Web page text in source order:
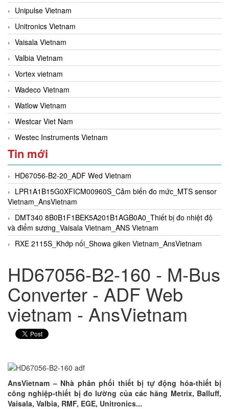
Unipulse Vietnam
Unitronics Vietnam
Vaisala Vietnam
Valbia Vietnam
Vortex vietnam
Wadeco Vietnam
Watlow Vietnam
Westcar Viet Nam
Westec Instruments Vietnam
Tin mới
HD67056-B2-20_ADF Wed Vietnam
LPR1A1B15G0XFICM00960S_Cảm biến đo mức_MTS sensor
Vietnam_AnsVietnam
DMT340 8B0B1F1BEK5A201B1AGB0A0_Thiết bị đo nhiệt độ
và điểm sương_Vaisala Vietnam_ANS Vietnam
RXE 2115S_Khớp nối_Showa giken Vietnam_AnsVietnam
HD67056-B2-160 - M-Bus
Converter - ADF Web
vietnam - AnsVietnam
AnsVietnam – Nhà phân phối thiết bị tự động hóa-thiết bị
công nghiệp-thiết bị đo lường của các hãng Metrix, Balluff,
Vaisala, Valbia, RMF, EGE, Unitronics...